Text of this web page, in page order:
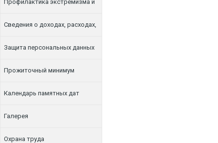
Профилактика экстремизма и
терроризма
Сведения о доходах, расходах,
об имуществе и обязательствах
имущественного характера
Защита персональных данных
Прожиточный минимум
Календарь памятных дат
Галерея
Охрана труда